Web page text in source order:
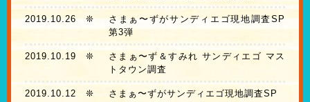
2019.10.26❊
さまぁ〜ずがサンディエゴ現地調査SP
第3弾
2019.10.19 ❊
さまぁ〜ず＆すみれ サンディエゴ マス
トタウン調査
2019.10.12 ❊ さまぁ〜ずがサンディエゴ現地調査SP